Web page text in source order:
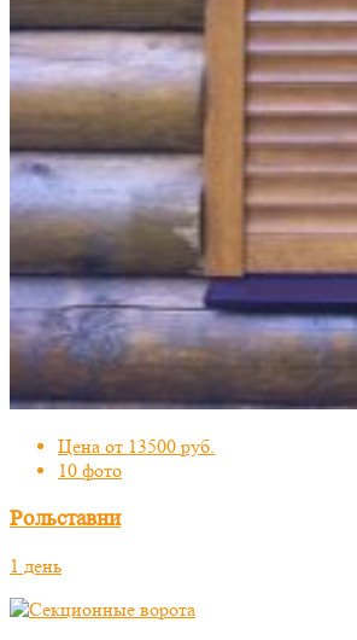
Цена от 13500 руб.
10 фото
Рольставни
1 день